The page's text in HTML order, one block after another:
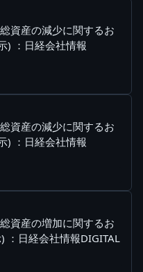
資産の減少に関するお
) ：日経会社情報
資産の減少に関するお
) ：日経会社情報
資産の増加に関するお
：日経会社情報DIGITAL